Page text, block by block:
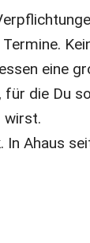
eine
für die Du
wirst.
In Ahaus